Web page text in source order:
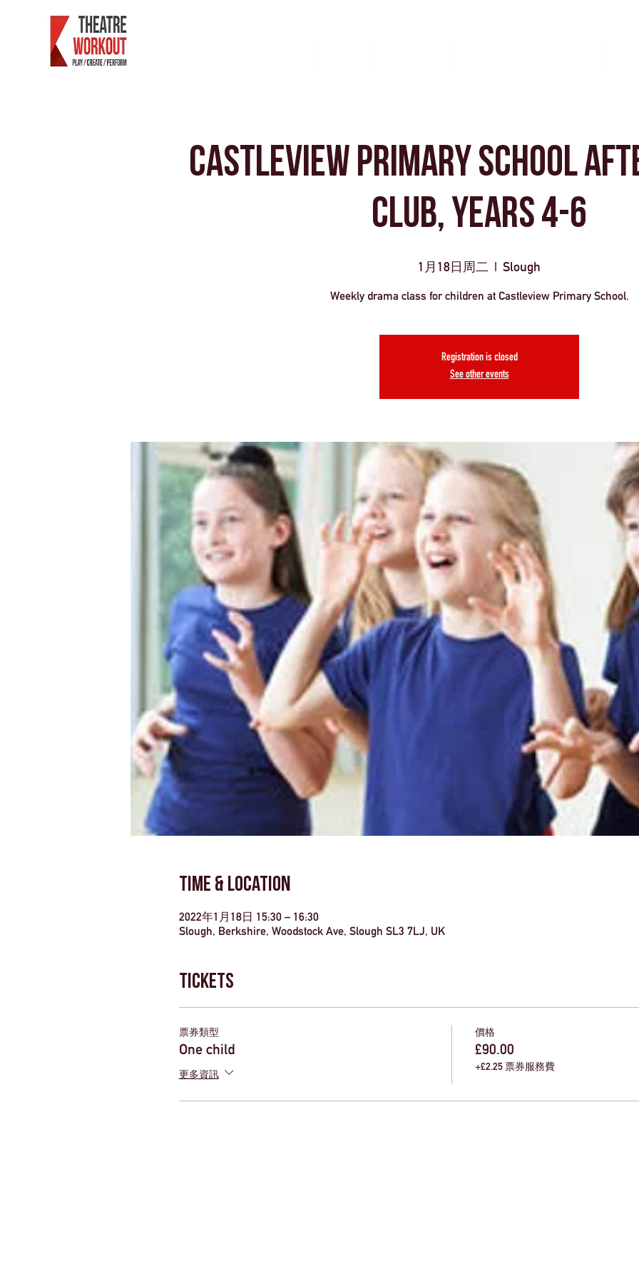
Castleview Primary School
Club, Years 4-6
1月18日周二
  |
Slough
Weekly drama class for children at Castleview Primary School.
Registration is closed
See other events
Time & Location
2022年1月18日 15:30 – 16:30
Slough, Berkshire, Woodstock Ave, Slough SL3 7LJ, UK
Tickets
票券類型
One child
更多資訊
價格
£90.00
+£2.25 票券服務費